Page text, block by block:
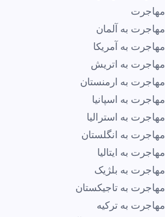
مهاجرت
مهاجرت به آلمان
مهاجرت به آمریکا
مهاجرت به اتریش
مهاجرت به ارمنستان
مهاجرت به اسپانیا
مهاجرت به استرالیا
مهاجرت به انگلستان
مهاجرت به ایتالیا
مهاجرت به بلژیک
مهاجرت به تاجیکستان
مهاجرت به ترکیه